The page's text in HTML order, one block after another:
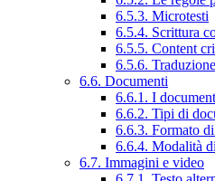
6.5.3. Microtesti
6.5.4. Scrittura
6.5.5. Content
6.5.6.
6.6. Documenti
6.6.1. I
6.6.2. Tipi di
6.6.3. Formato
6.6.4. Modalità
6.7. Immagini e video